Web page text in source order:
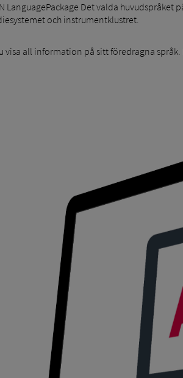
LanguagePackage Det valda
och instrumentklustret.
visa all information på sitt föredragna